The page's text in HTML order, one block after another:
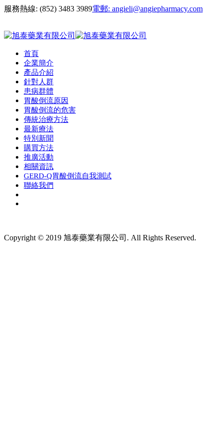
服務熱線: (852) 3483 3989電郵: angieli@angiepharmacy.com
首頁
企業簡介
產品介紹
針對人群
患病群體
胃酸倒流原因
胃酸倒流的危害
傳統治療方法
最新療法
特別新聞
購買方法
推廣活動
相關資訊
GERD-Q胃酸倒流自我測試
聯絡我們
Copyright © 2019 旭泰藥業有限公司. All Rights Reserved.